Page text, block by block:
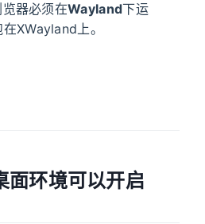
器必须在Wayland下运
XWayland上。
面环境可以开启